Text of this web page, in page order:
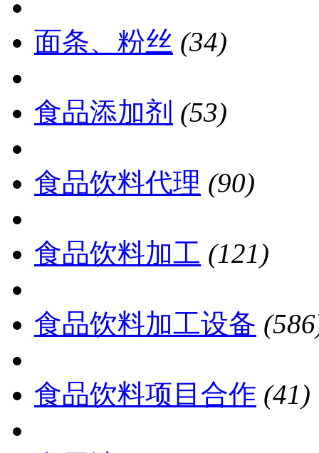
面条、粉丝 (34)
食品添加剂 (53)
食品饮料代理 (90)
食品饮料加工 (121)
食品饮料加工设备
食品饮料项目合作 (41)